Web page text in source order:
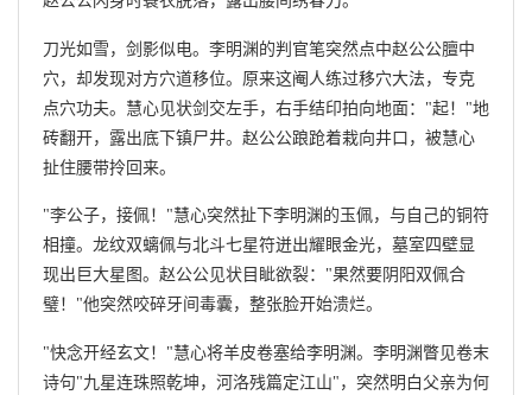
刀光如雪，剑影似电。李明渊的判官笔突然点中赵公公膻中
穴，却发现对方穴道移位。原来这阉人练过移穴大法，专克
点穴功夫。慧心见状剑交左手，右手结印拍向地面："起！"地
砖翻开，露出底下镇尸井。赵公公踉跄着栽向井口，被慧心
扯住腰带拎回来。
"李公子，接佩！"慧心突然扯下李明渊的玉佩，与自己的铜符
相撞。龙纹双螭佩与北斗七星符迸出耀眼金光，墓室四壁显
现出巨大星图。赵公公见状目眦欲裂："果然要阴阳双佩合
璧！"他突然咬碎牙间毒囊，整张脸开始溃烂。
"快念开经玄文！"慧心将羊皮卷塞给李明渊。李明渊瞥见卷末
诗句"九星连珠照乾坤，河洛残篇定江山"，突然明白父亲为何